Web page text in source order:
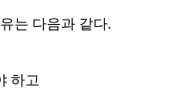
는 다음과 같다.
하고